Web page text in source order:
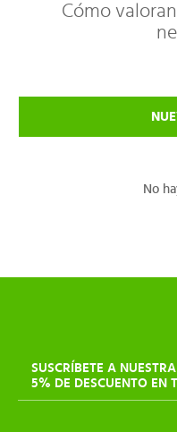
Cómo
No
SUSCRÍBETE A
5% DE DESCUENTO EN